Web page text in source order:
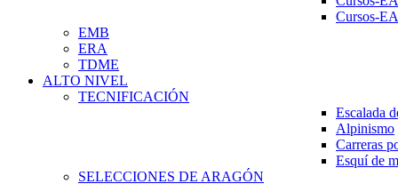
Cursos-
EMB
ERA
TDME
ALTO NIVEL
TECNIFICACIÓN
Escalada
Alpinismo
Carreras
Esquí de
SELECCIONES DE ARAGÓN